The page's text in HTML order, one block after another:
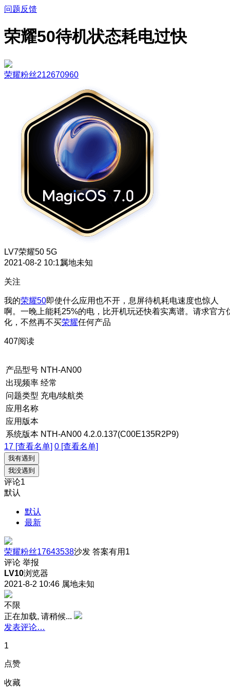
问题反馈
荣耀50待机状态耗电过快
荣耀粉丝212670960
LV7荣耀50 5G
2021-08-2 10:11属地未知
关注
我的荣耀50即使什么应用也不开，息屏待机耗电速度也惊人
啊。一晚上能耗25%的电，比开机玩还快着实离谱。请求官方
化，不然再不买荣耀任何产品
407阅读
产品型号 NTH-AN00
出现频率 经常
问题类型 充电/续航类
应用名称
应用版本
系统版本 NTH-AN00 4.2.0.137(C00E135R2P9)
17 [查看名单] 0 [查看名单]
我有遇到
我没遇到
评论1
默认
默认
最新
荣耀粉丝17643538沙发 答案有用 1
评论 举报
LV10浏览器
2021-8-2 10:46 属地未知
不限
正在加载, 请稍候...
发表评论…
1
点赞
收藏